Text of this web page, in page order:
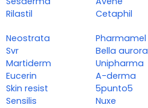
Rilastil
Cetaphil
Neostrata
Svr
Martiderm
Eucerin
Skin resist
Sensilis
Pharmamel
Bella aurora
Unipharma
A-derma
5punto5
Nuxe